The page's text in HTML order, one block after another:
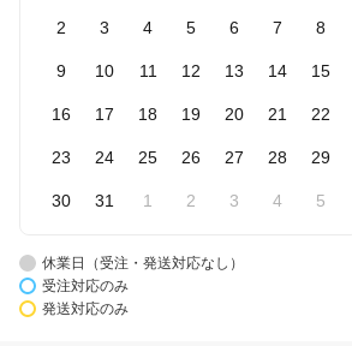
2 3 4 5 6 7 8
9 10 11 12 13 14 15
16 17 18 19 20 21 22
23 24 25 26 27 28 29
30 31 1 2 3 4 5
休業日（受注・発送対応なし）
受注対応のみ
発送対応のみ